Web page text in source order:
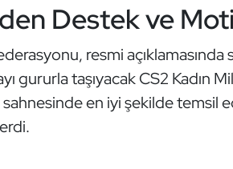
Destek ve
resmi açıklamasında
gururla taşıyacak CS2 Kadın
sahnesinde en iyi şekilde temsil